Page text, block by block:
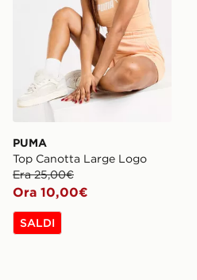
PUMA
Top Canotta Large Logo
Era 25,00€
Ora 10,00€
SALDI